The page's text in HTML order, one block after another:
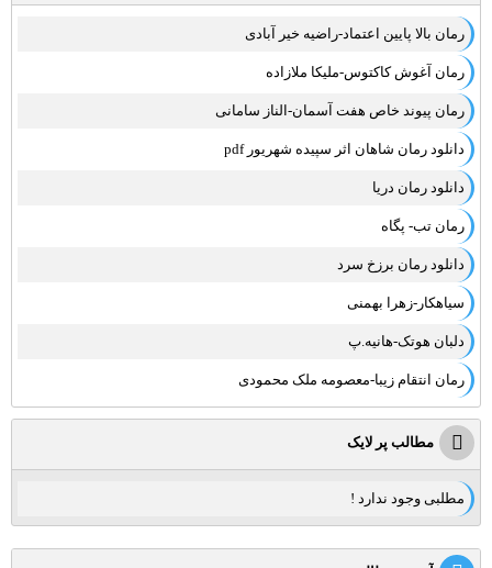
رمان بالا پایین اعتماد-راضیه خیر آبادی
رمان آغوش کاکتوس-ملیکا ملازاده
رمان پیوند خاص هفت آسمان-الناز سامانی
دانلود رمان شاهان اثر سپیده شهریور pdf
دانلود رمان دریا
رمان تب- پگاه
دانلود رمان برزخ سرد
سیاهکار-زهرا بهمنی
دلبان هوتک-هانیه.پ
رمان انتقام زیبا-معصومه ملک محمودی
مطالب پر لایک
مطلبی وجود ندارد !